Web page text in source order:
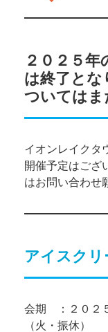
２０２５
は終了とな
ついてはま
イオンレイクタ
開催予定はござ
はお問い合わせ
アイスクリ
会期 ：２０２
（火・振休）